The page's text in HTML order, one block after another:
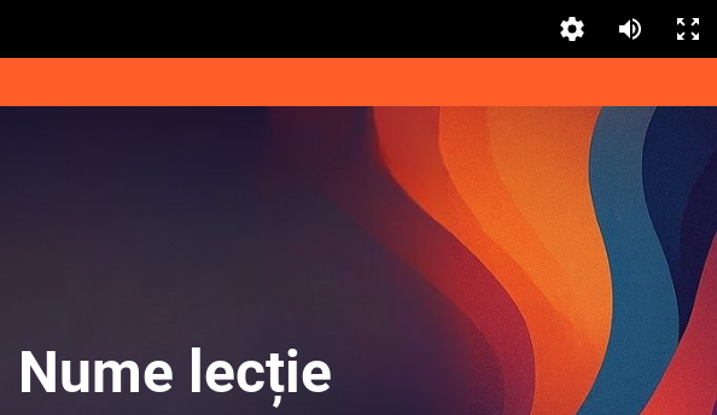
Nume lecție